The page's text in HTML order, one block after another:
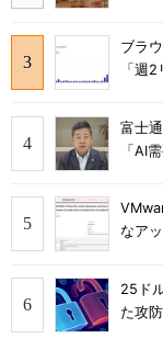
ブラ
「週
富士
「AI
なア
25ド
た攻